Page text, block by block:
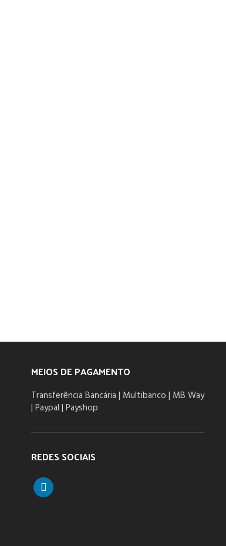
MEIOS DE PAGAMENTO
Transferência Bancária | Multibanco | MB Way
| Paypal | Payshop
REDES SOCIAIS
linkedin